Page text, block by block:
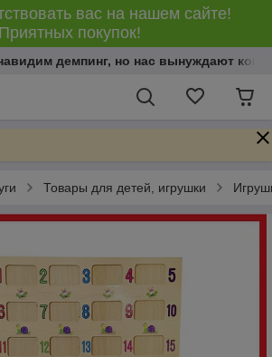
вас на нашем сайте!
Приятных покупок!
демпинг, но нас вынуждают
Товары для детей, игрушки